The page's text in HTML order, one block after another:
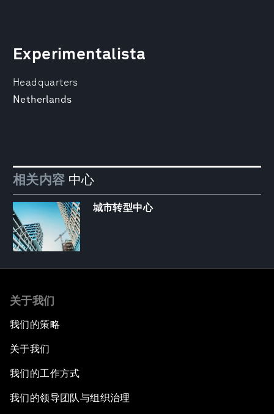
Headquarters
Netherlands
Experimentalista
相关内容 中心
城市转型中心
关于我们
我们的策略
关于我们
我们的工作方式
我们的领导团队与组织治理